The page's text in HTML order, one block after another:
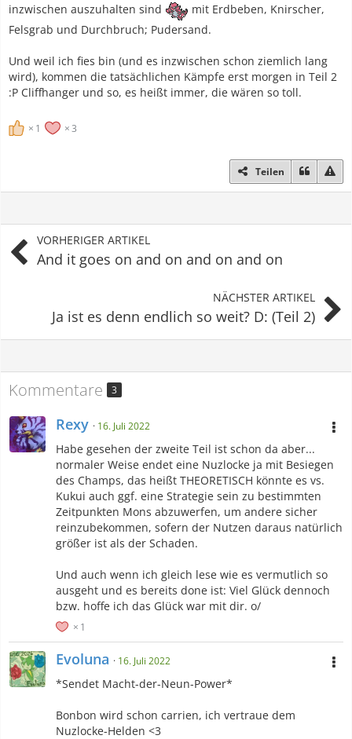
inzwischen auszuhalten sind
mit Erdbeben, Knirscher,
Felsgrab und Durchbruch; Pudersand.
Und weil ich fies bin (und es inzwischen schon ziemlich lang
wird), kommen die tatsächlichen Kämpfe erst morgen in Teil 2
:P Cliffhanger und so, es heißt immer, die wären so toll.
1 3
Teilen
VORHERIGER ARTIKEL
And it goes on and on and on and on
NÄCHSTER ARTIKEL
Ja ist es denn endlich so weit? D: (Teil 2)
Kommentare 3
Rexy 16. Juli 2022
Habe gesehen der zweite Teil ist schon da aber...
normaler Weise endet eine Nuzlocke ja mit Besiegen
des Champs, das heißt THEORETISCH könnte es vs.
Kukui auch ggf. eine Strategie sein zu bestimmten
Zeitpunkten Mons abzuwerfen, um andere sicher
reinzubekommen, sofern der Nutzen daraus natürlich
größer ist als der Schaden.
Und auch wenn ich gleich lese wie es vermutlich so
ausgeht und es bereits done ist: Viel Glück dennoch
bzw. hoffe ich das Glück war mit dir. o/
1
Evoluna 16. Juli 2022
*Sendet Macht-der-Neun-Power*
Bonbon wird schon carrien, ich vertraue dem
Nuzlocke-Helden <3